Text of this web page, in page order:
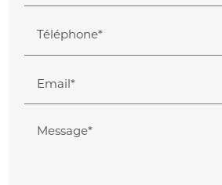
Téléphone*
Email*
Message*